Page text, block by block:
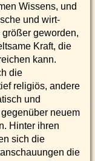
Wissens, und
und wirt-
geworden,
Kraft, die
kann.
die
religiös, andere
und
neuem
Hinter ihren
sich die
die